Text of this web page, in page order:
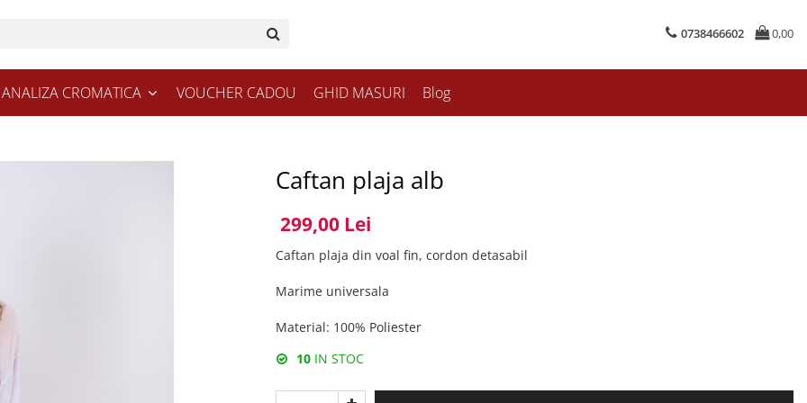
0738466602 0,00
ANALIZA CROMATICA VOUCHER CADOU GHID MASURI Blog
Caftan plaja alb
299,00 Lei
Caftan plaja din voal fin, cordon detasabil
Marime universala
Material: 100% Poliester
10 IN STOC